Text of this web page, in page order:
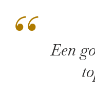
“ Een